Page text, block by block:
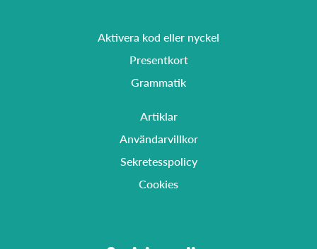
Aktivera kod eller nyckel
Presentkort
Grammatik
Artiklar
Användarvillkor
Sekretesspolicy
Cookies